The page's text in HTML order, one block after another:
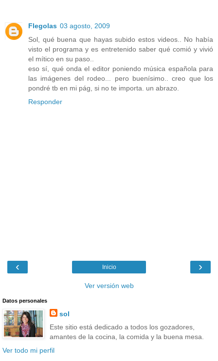
Flegolas 03 agosto, 2009
Sol, qué buena que hayas subido estos videos.. No había
visto el programa y es entretenido saber qué comió y vivió
el mítico en su paso..
eso sí, qué onda el editor poniendo música española para
las imágenes del rodeo... pero buenísimo.. creo que los
pondré tb en mi pág, si no te importa. un abrazo.
Responder
‹ ›
Inicio
Ver versión web
Datos personales
sol
Este sitio está dedicado a todos los gozadores,
amantes de la cocina, la comida y la buena mesa.
Ver todo mi perfil